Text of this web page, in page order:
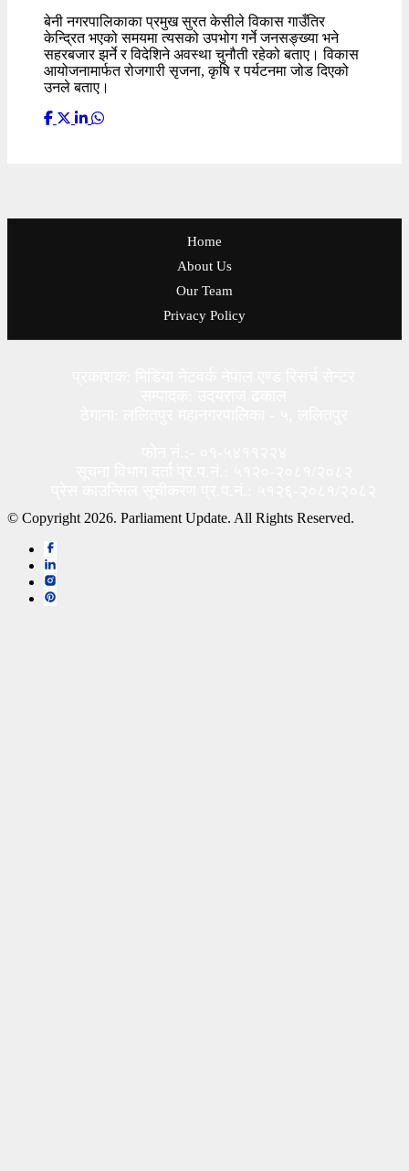
बेनी नगरपालिकाका प्रमुख सुरत केसीले विकास गाउँतिर
केन्द्रित भएको समयमा त्यसको उपभोग गर्ने जनसङ्ख्या भने
सहरबजार झर्ने र विदेशिने अवस्था चुनौती रहेको बताए। विकास
आयोजनामार्फत रोजगारी सृजना, कृषि र पर्यटनमा जोड दिएको
उनले बताए।
Home
About Us
Our Team
Privacy Policy
© Copyright 2026. Parliament Update. All Rights Reserved.